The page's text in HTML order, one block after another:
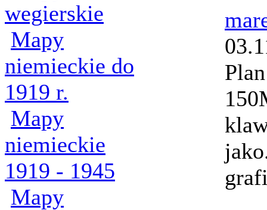
wegierskie
Mapy
niemieckie do
1919 r.
Mapy
niemieckie
1919 - 1945
Mapy